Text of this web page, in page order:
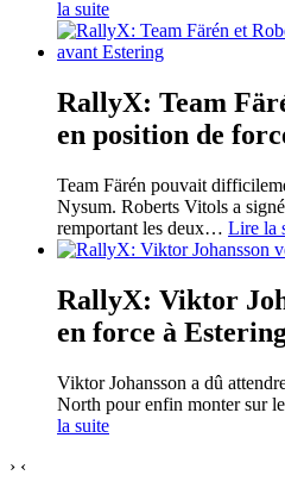
la suite
RallyX: Team
en position de
Team Färén pouvait
Nysum. Roberts Vitols a
remportant les deux… Lire la
RallyX: Viktor
en force à
Viktor Johansson a dû
North pour enfin monter sur
la suite
› ‹